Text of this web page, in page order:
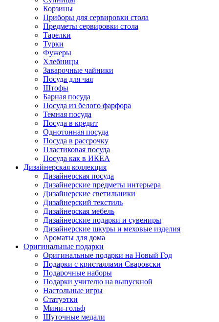
Корзины
Приборы для сервировки стола
Предметы сервировки стола
Тарелки
Турки
Фужеры
Хлебницы
Заварочные чайники
Посуда для чая
Штофы
Барная посуда
Посуда из белого фарфора
Темная посуда
Посуда в кредит
Однотонная посуда
Посуда в рассрочку
Пластиковая посуда
Посуда как в ИКЕА
Дизайнерская коллекция
Дизайнерская посуда
Дизайнерские предметы интерьера
Дизайнерские светильники
Дизайнерский текстиль
Дизайнерская мебель
Дизайнерские подарки и сувениры
Дизайнерские шкуры и меховые изделия
Ароматы для дома
Оригинальные подарки
Оригинальные подарки на Новый Год
Подарки с кристаллами Сваровски
Подарочные наборы
Подарки учителю на выпускной
Настольные игры
Статуэтки
Мини-гольф
Шуточные медали